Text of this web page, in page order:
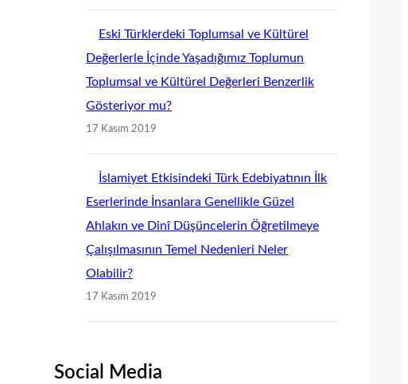
Eski Türklerdeki Toplumsal ve Kültürel
Değerlerle İçinde Yaşadığımız Toplumun
Toplumsal ve Kültürel Değerleri Benzerlik
Gösteriyor mu?
17 Kasım 2019
İslamiyet Etkisindeki Türk Edebiyatının İlk
Eserlerinde İnsanlara Genellikle Güzel
Ahlakın ve Dinî Düşüncelerin Öğretilmeye
Çalışılmasının Temel Nedenleri Neler
Olabilir?
17 Kasım 2019
Social Media